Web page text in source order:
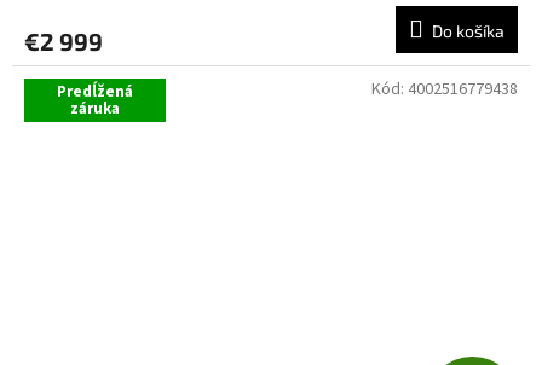
R
M
€2 999 Do košíka
Predĺžená
záruka
Kód: 4002516779438